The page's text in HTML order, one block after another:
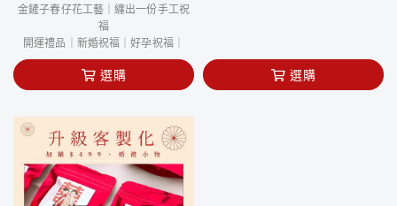
金鏟子春仔花工藝｜纏出一份手工祝
福
開運禮品｜新婚祝福｜好孕祝福｜
選購 選購